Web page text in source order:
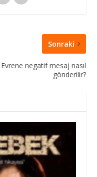
Sonraki
Evrene negatif mesaj nasıl
gönderilir?